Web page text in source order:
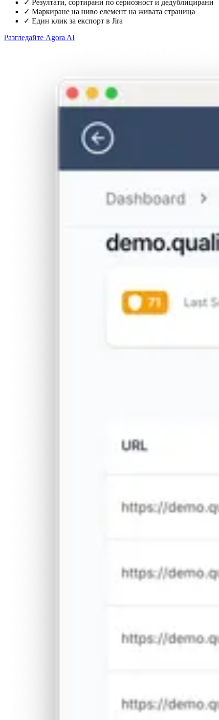
✓ Резултати, сортирани по сериозност и дедублицирани
✓ Маркиране на ниво елемент на живата страница
✓ Един клик за експорт в Jira
Разгледайте Agora AI